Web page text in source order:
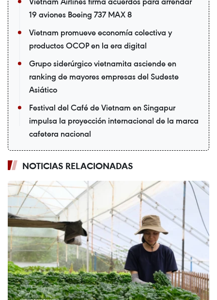
19 aviones Boeing 737 MAX 8
Vietnam promueve economía colectiva y
productos OCOP en la era digital
Grupo siderúrgico vietnamita asciende en
ranking de mayores empresas del Sudeste
Asiático
Festival del Café de Vietnam en Singapur
impulsa la proyección internacional de la marca
cafetera nacional
NOTICIAS RELACIONADAS